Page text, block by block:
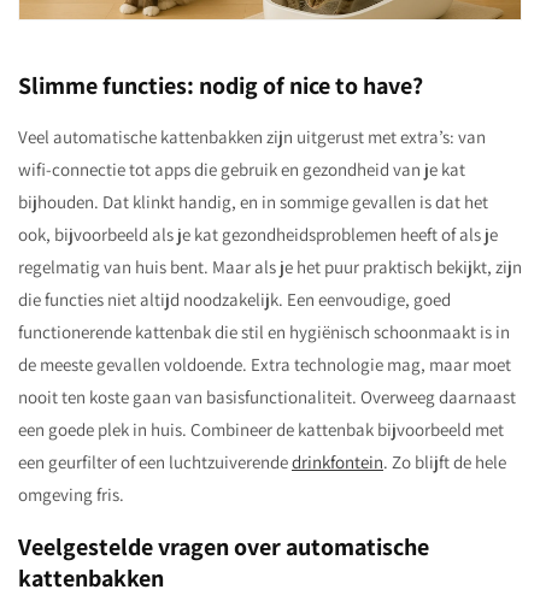
Slimme functies: nodig of nice to have?
Veel automatische kattenbakken zijn uitgerust met extra’s: van
wifi-connectie tot apps die gebruik en gezondheid van je kat
bijhouden. Dat klinkt handig, en in sommige gevallen is dat het
ook, bijvoorbeeld als je kat gezondheidsproblemen heeft of als je
regelmatig van huis bent. Maar als je het puur praktisch bekijkt, zijn
die functies niet altijd noodzakelijk. Een eenvoudige, goed
functionerende kattenbak die stil en hygiënisch schoonmaakt is in
de meeste gevallen voldoende. Extra technologie mag, maar moet
nooit ten koste gaan van basisfunctionaliteit. Overweeg daarnaast
een goede plek in huis. Combineer de kattenbak bijvoorbeeld met
een geurfilter of een luchtzuiverendedrinkfontein. Zo blijft de hele
omgeving fris.
Veelgestelde vragen over automatische
kattenbakken